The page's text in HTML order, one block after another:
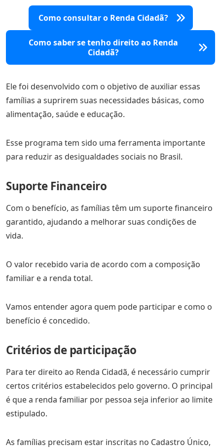
Como consultar o Renda Cidadã?
Como saber se tenho direito ao Renda
Cidadã?
Ele foi desenvolvido com o objetivo de auxiliar essas
famílias a suprirem suas necessidades básicas, como
alimentação, saúde e educação.
Esse programa tem sido uma ferramenta importante
para reduzir as desigualdades sociais no Brasil.
Suporte Financeiro
Com o benefício, as famílias têm um suporte financeiro
garantido, ajudando a melhorar suas condições de
vida.
O valor recebido varia de acordo com a composição
familiar e a renda total.
Vamos entender agora quem pode participar e como o
benefício é concedido.
Critérios de participação
Para ter direito ao Renda Cidadã, é necessário cumprir
certos critérios estabelecidos pelo governo. O principal
é que a renda familiar por pessoa seja inferior ao limite
estipulado.
As famílias precisam estar inscritas no Cadastro Único,